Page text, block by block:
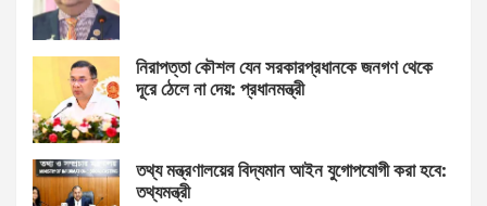
নিরাপত্তা কৌশল যেন সরকারপ্রধানকে জনগণ থেকে
দূরে ঠেলে না দেয়: প্রধানমন্ত্রী
তথ্য মন্ত্রণালয়ের বিদ্যমান আইন যুগোপযোগী করা হবে:
তথ্যমন্ত্রী